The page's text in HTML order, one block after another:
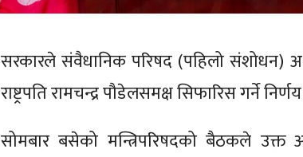
सरकारले संवैधानिक परिषद (पहिलो संशोधन)
राष्ट्रपति रामचन्द्र पौडेलसमक्ष सिफारिस गर्ने
सोमबार बसेको मन्त्रिपरिषदको बैठकले उक्त